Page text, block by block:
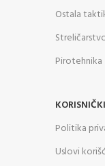
Ostala
Pirotehnika
Politika
Uslovi